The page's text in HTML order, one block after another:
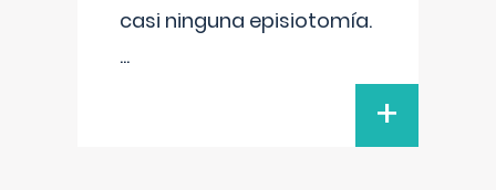
casi ninguna episiotomía.
...
+